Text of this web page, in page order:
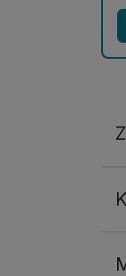
2